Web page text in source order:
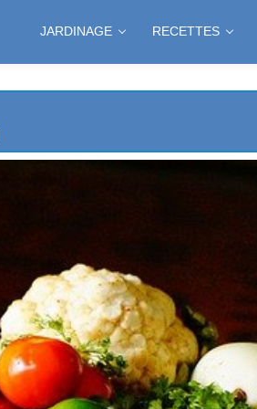
JARDINAGE RECETTES